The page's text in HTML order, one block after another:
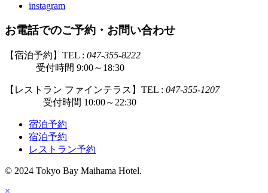
instagram
お電話でのご予約・お問い合わせ
【宿泊予約】TEL : 047-355-8222
受付時間 9:00～18:30
【レストラン ファインテラス】TEL : 047-355-1207
受付時間 10:00～22:30
宿泊予約
宿泊予約
レストラン予約
© 2024 Tokyo Bay Maihama Hotel.
×